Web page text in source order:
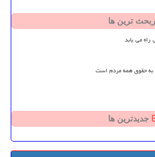
ترین ها
می یابد
حقوق همه مردم است
جدیدترین ها